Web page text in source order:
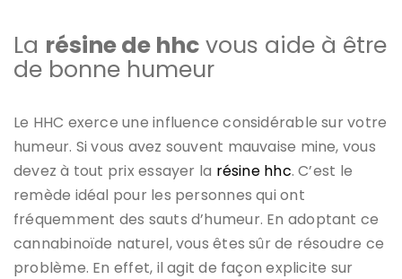
La résine de hhc vous aide à être
de bonne humeur
Le HHC exerce une influence considérable sur votre
humeur. Si vous avez souvent mauvaise mine, vous
devez à tout prix essayer la résine hhc. C’est le
remède idéal pour les personnes qui ont
fréquemment des sauts d’humeur. En adoptant ce
cannabinoïde naturel, vous êtes sûr de résoudre ce
problème. En effet, il agit de façon explicite sur